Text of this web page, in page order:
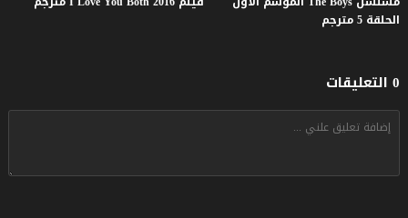
الحلقة 5 مترجم
0 التعليقات